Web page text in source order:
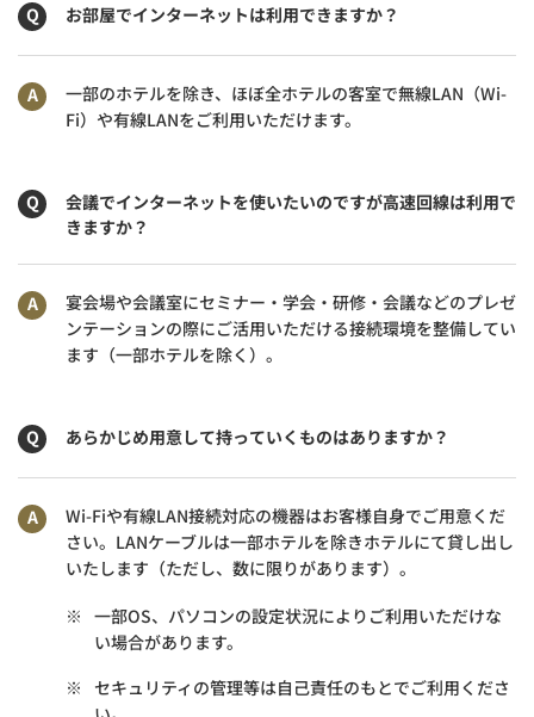
お部屋でインターネットは利用できますか？
一部のホテルを除き、ほぼ全ホテルの客室で無線LAN（Wi-
Fi）や有線LANをご利用いただけます。
会議でインターネットを使いたいのですが高速回線は利用で
きますか？
宴会場や会議室にセミナー・学会・研修・会議などのプレゼ
ンテーションの際にご活用いただける接続環境を整備してい
ます（一部ホテルを除く）。
あらかじめ用意して持っていくものはありますか？
Wi-Fiや有線LAN接続対応の機器はお客様自身でご用意くだ
さい。LANケーブルは一部ホテルを除きホテルにて貸し出し
いたします（ただし、数に限りがあります）。
※ 一部OS、パソコンの設定状況によりご利用いただけな
い場合があります。
※ セキュリティの管理等は自己責任のもとでご利用くださ